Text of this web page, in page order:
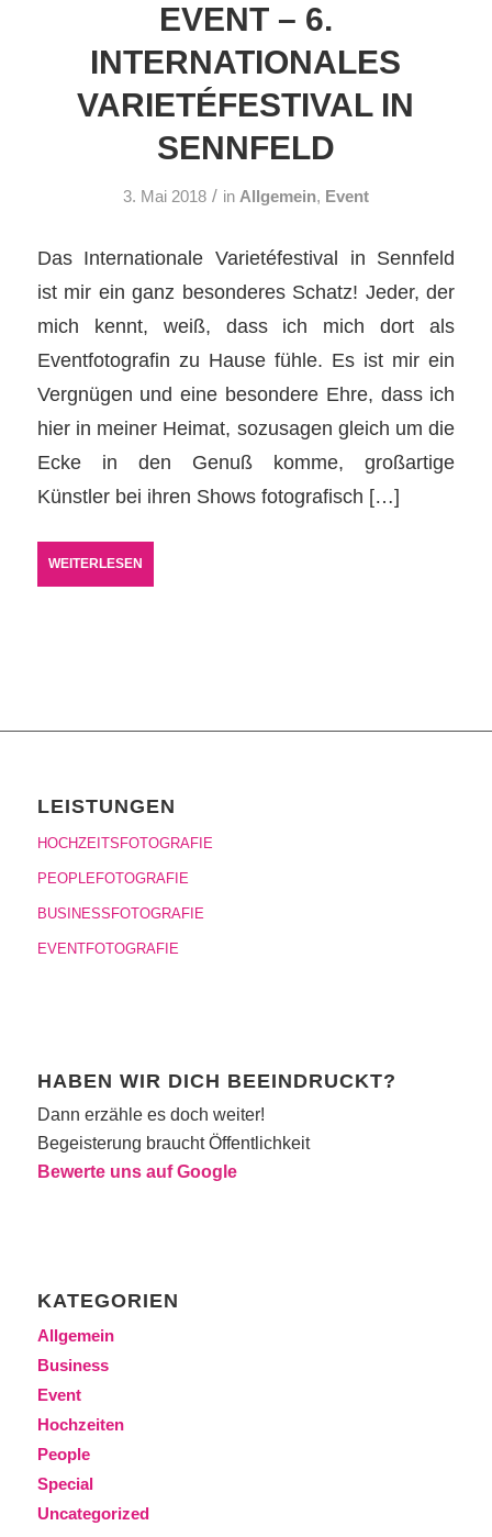
EVENT – 6.
INTERNATIONALES
VARIETÉFESTIVAL IN
SENNFELD
3. Mai 2018 / in Allgemein, Event
Das Internationale Varietéfestival in Sennfeld
ist mir ein ganz besonderes Schatz! Jeder, der
mich kennt, weiß, dass ich mich dort als
Eventfotografin zu Hause fühle. Es ist mir ein
Vergnügen und eine besondere Ehre, dass ich
hier in meiner Heimat, sozusagen gleich um die
Ecke in den Genuß komme, großartige
Künstler bei ihren Shows fotografisch […]
WEITERLESEN
LEISTUNGEN
HOCHZEITSFOTOGRAFIE
PEOPLEFOTOGRAFIE
BUSINESSFOTOGRAFIE
EVENTFOTOGRAFIE
HABEN WIR DICH BEEINDRUCKT?
Dann erzähle es doch weiter!
Begeisterung braucht Öffentlichkeit
Bewerte uns auf Google
KATEGORIEN
Allgemein
Business
Event
Hochzeiten
People
Special
Uncategorized